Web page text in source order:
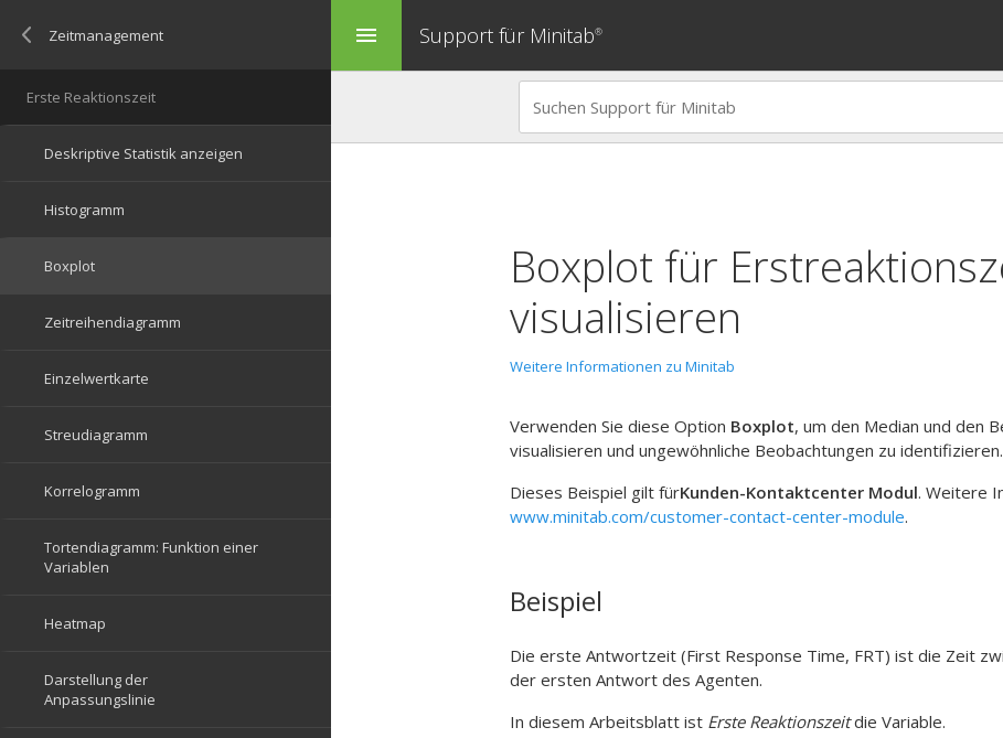
menu Support für Minitab®
Boxplot für
visualisieren
Weitere Informationen zu Minitab
Verwenden Sie diese Option Boxplot, um den Median und den
visualisieren und ungewöhnliche Beobachtungen zu identifizieren.
Dieses Beispiel gilt fürKunden-Kontaktcenter Modul. Weitere
www.minitab.com/customer-contact-center-module.
Beispiel
Die erste Antwortzeit (First Response Time, FRT) ist die Zeit
der ersten Antwort des Agenten.
In diesem Arbeitsblatt ist Erste Reaktionszeitdie Variable.